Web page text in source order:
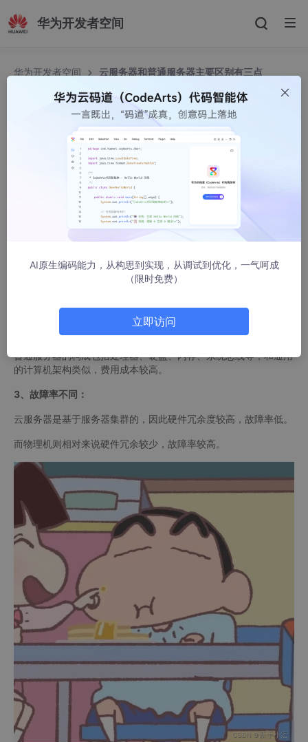
华为开发者空间
华为开发者空间 云服务器和普通服务器主要区别有三点
云服务器和普通服务器主要区别有三点
博客小宏
1704人浏览 · 2022-08-04 10:07:08
云服务器，是简单高效、安全可靠、处理能力可弹性伸缩的计算服
务，是一个服务器集群。
设备。
云服务器无需提前购买硬件，即可迅速创建或释放任意多台云服务
器，一切计算均在云端实现，降低开发运维的难度和整体IT成本。
普通服务器的构成包括处理器、硬盘、内存、系统总线等，和通用
的计算机架构类似，费用成本较高。
3、故障率不同：
云服务器是基于服务器集群的，因此硬件冗余度较高，故障率低。
而物理机则相对来说硬件冗余较少，故障率较高。
AI原生编码能力，从构思到实现，从调试到优化，一气呵成
（限时免费）
立即访问